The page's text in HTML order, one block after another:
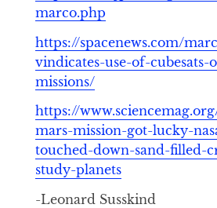
marco.php
https://spacenews.com/
vindicates-use-of-cubesats-
missions/
https://
mars-mission-got-lucky-
touched-down-sand-filled-
study-planets
-Leonard Susskind